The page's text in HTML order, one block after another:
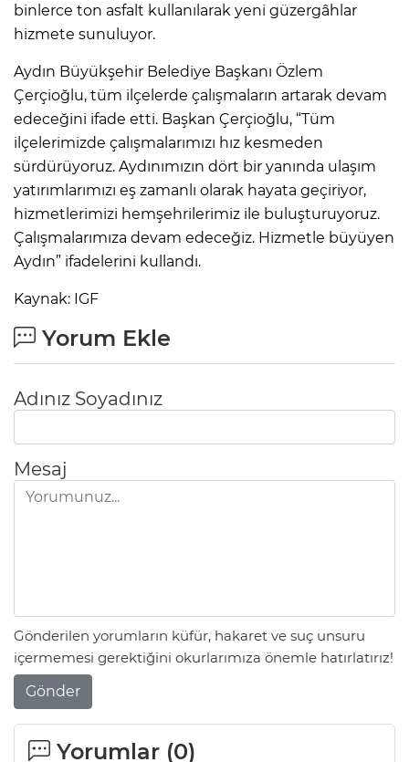
binlerce ton asfalt kullanılarak yeni güzergâhlar
hizmete sunuluyor.
Aydın Büyükşehir Belediye Başkanı Özlem
Çerçioğlu, tüm ilçelerde çalışmaların artarak devam
edeceğini ifade etti. Başkan Çerçioğlu, “Tüm
ilçelerimizde çalışmalarımızı hız kesmeden
sürdürüyoruz. Aydınımızın dört bir yanında ulaşım
yatırımlarımızı eş zamanlı olarak hayata geçiriyor,
hizmetlerimizi hemşehrilerimiz ile buluşturuyoruz.
Çalışmalarımıza devam edeceğiz. Hizmetle büyüyen
Aydın” ifadelerini kullandı.
Kaynak: IGF
Yorum Ekle
Adınız Soyadınız
Mesaj
Gönderilen yorumların küfür, hakaret ve suç unsuru
içermemesi gerektiğini okurlarımıza önemle hatırlatırız!
Gönder
Yorumlar (0)